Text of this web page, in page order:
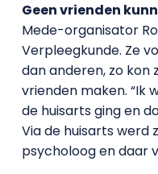
Geen vrienden
Mede-organisator
Verpleegkunde. Ze
dan anderen, zo kon
vrienden maken. “Ik
de huisarts ging en
Via de huisarts werd
psycholoog en daar